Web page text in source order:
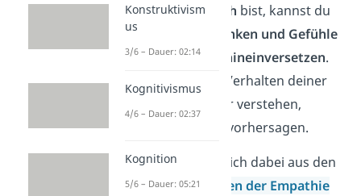
Wenn duempathisch bist, kannst du
dich gut in die
Gedanken und Gefühle
anderer Menschen
hineinversetzen.
Du kannst also das Verhalten deiner
Mitmenschen besser verstehen,
nachvollziehen und vorhersagen.
Die Empathie setzt sich dabei aus den
sogenannten4 Säulen der Empathie
Konstruktivism
us
3/6 – Dauer: 02:14
Kognitivismus
4/6 – Dauer: 02:37
Kognition
5/6 – Dauer: 05:21